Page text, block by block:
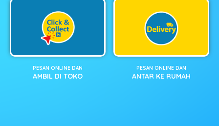
PESAN ONLINE DAN
AMBIL DI TOKO
PESAN ONLINE DAN
ANTAR KE RUMAH